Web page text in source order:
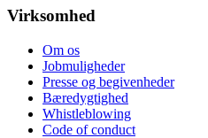
Virksomhed
Om os
Jobmuligheder
Presse og begivenheder
Bæredygtighed
Whistleblowing
Code of conduct